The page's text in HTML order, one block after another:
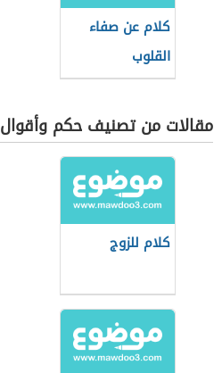
كلام عن صفاء
القلوب
مقالات من تصنيف حكم وأقوال
كلام للزوج